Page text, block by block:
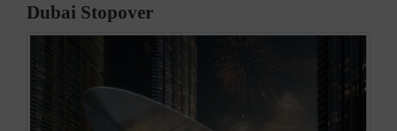
Dubai Stopover